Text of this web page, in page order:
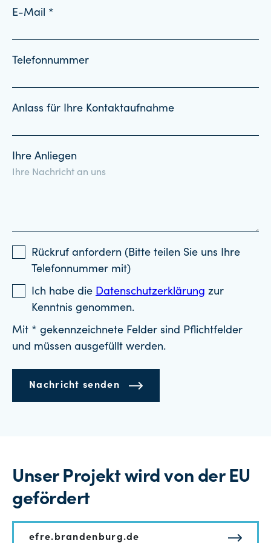
E-Mail *
Telefonnummer
Anlass für Ihre Kontaktaufnahme
Ihre Anliegen
Rückruf anfordern (Bitte teilen Sie uns Ihre
Telefonnummer mit)
Ich habe die Datenschutzerklärung zur
Kenntnis genommen.
Mit * gekennzeichnete Felder sind Pflichtfelder
und müssen ausgefüllt werden.
Nachricht senden
Unser Projekt wird von der EU
gefördert
efre.brandenburg.de